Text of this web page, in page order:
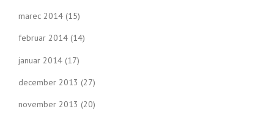
marec 2014 (15)
februar 2014 (14)
januar 2014 (17)
december 2013 (27)
november 2013 (20)